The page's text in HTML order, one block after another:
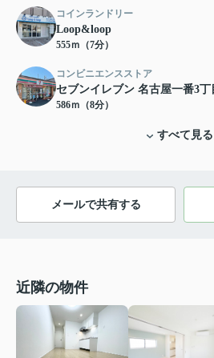
コインランドリー
Loop&loop
555ｍ（7分）
コンビニエンスストア
セブンイレブン 名古屋一番3丁
586ｍ（8分）
すべて見る
メールで共有する
近隣の物件